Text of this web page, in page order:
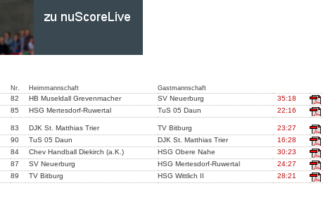
Nr. Heimmannschaft Gastmannschaft
82 HB Museldall Grevenmacher SV Neuerburg
35:18
85 HSG Mertesdorf-Ruwertal TuS 05 Daun 22:16
83 DJK St. Matthias Trier TV Bitburg
23:27
90 TuS 05 Daun DJK St. Matthias Trier
16:28
84 Chev Handball Diekirch (a.K.) HSG Obere Nahe
30:23
87 SV Neuerburg HSG Mertesdorf-Ruwertal
24:27
89 TV Bitburg HSG Wittlich II 28:21